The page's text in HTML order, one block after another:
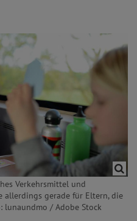
Verkehrsmittel und
allerdings gerade für Eltern, die
lunaundmo / Adobe Stock